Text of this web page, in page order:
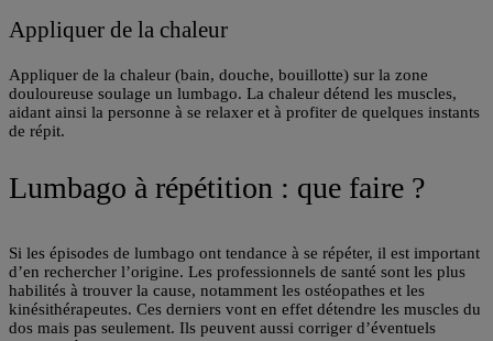
Appliquer de la chaleur
Appliquer de la chaleur (bain, douche, bouillotte) sur la zone
douloureuse soulage un lumbago. La chaleur détend les muscles,
aidant ainsi la personne à se relaxer et à profiter de quelques instants
de répit.
Lumbago à répétition : que faire ?
Si les épisodes de lumbago ont tendance à se répéter, il est important
d’en rechercher l’origine. Les professionnels de santé sont les plus
habilités à trouver la cause, notamment les ostéopathes et les
kinésithérapeutes. Ces derniers vont en effet détendre les muscles du
dos mais pas seulement. Ils peuvent aussi corriger d’éventuels